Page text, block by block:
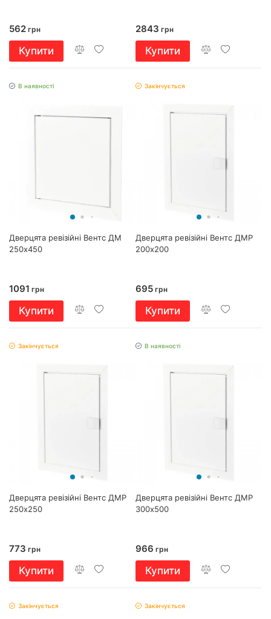
562 грн
Купити
2843 грн
Купити
В наявності
Дверцята ревізійні Вентс ДМ
250х450
1091 грн
Купити
Закінчується
Дверцята ревізійні Вентс ДМР
200х200
695 грн
Купити
Закінчується
Дверцята ревізійні Вентс ДМР
250х250
773 грн
Купити
В наявності
Дверцята ревізійні Вентс ДМР
300х500
966 грн
Купити
Закінчується Закінчується